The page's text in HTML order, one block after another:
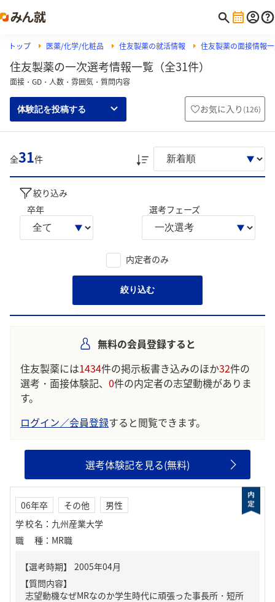
トップ 医薬/化学/化粧品 住友製薬の就活情報 住友製薬の面接情報
住友製薬の一次選考情報一覧（全31件）
面接・GD・人数・雰囲気・質問内容
体験記を投稿する お気に入り (126)
全31件
絞り込み
卒年
選考フェーズ
内定者のみ
絞り込む
無料の会員登録すると
住友製薬には1434件の掲示板書き込みのほか32件の
選考・面接体験記、 0件の内定者の志望動機がありま
す。
ログイン／会員登録すると閲覧できます。
選考体験記を見る(無料)
06年卒 その他
男性
学校名 ： 九州産業大学
職種 ： MR職
【質問内容】
志望動機なぜMRなのか学生時代に頑張った事長所・短所